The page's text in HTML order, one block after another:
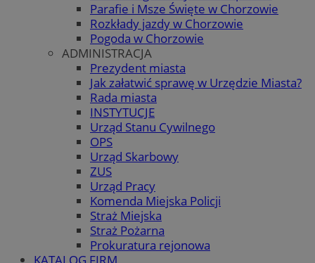
Parafie i Msze Święte w Chorzowie
Rozkłady jazdy w Chorzowie
Pogoda w Chorzowie
ADMINISTRACJA
Prezydent miasta
Jak załatwić sprawę w Urzędzie Miasta?
Rada miasta
INSTYTUCJE
Urząd Stanu Cywilnego
OPS
Urząd Skarbowy
ZUS
Urząd Pracy
Komenda Miejska Policji
Straż Miejska
Straż Pożarna
Prokuratura rejonowa